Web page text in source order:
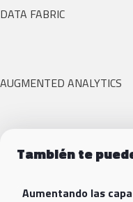
DATA FABRIC
AUGMENTED ANALYTICS
También te
Aumentando las